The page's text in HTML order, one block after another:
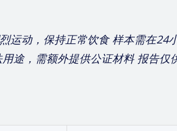
运动，保持正常饮食 样本需在24
途，需额外提供公证材料 报告仅